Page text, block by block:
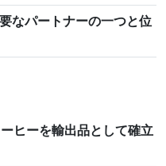
なパートナーの一つと位
ヒーを輸出品として確立